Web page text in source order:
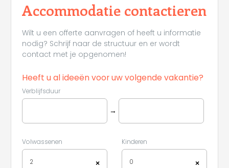
Accommodatie contactieren
Wilt u een offerte aanvragen of heeft u informatie
nodig? Schrijf naar de structuur en er wordt
contact met je opgenomen!
Heeft u al ideeën voor uw volgende vakantie?
Verblijfsduur
→
Volwassenen
×
2
Kinderen
×
0